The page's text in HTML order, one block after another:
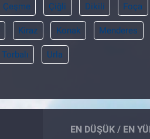
Çeşme Çiğli Dikili Foça
Kiraz Konak Menderes
Torbalı Urla
EN DÜŞÜK / EN